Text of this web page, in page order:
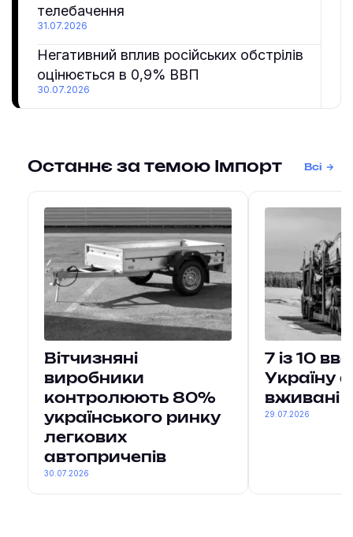
телебачення
31.07.2026
Негативний вплив російських обстрілів
оцінюється в 0,9% ВВП
30.07.2026
Останнє за темою Імпорт Всі
Вітчизняні
виробники
контролюють 80%
українського ринку
легкових
автопричепів
30.07.2026
7 із 10
Україну
вживані
29.07.2026